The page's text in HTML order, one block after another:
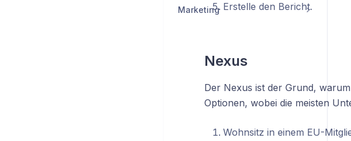
Marketing Erstelle den Bericht.
Nexus
Der Nexus ist der Grund,
Optionen, wobei die meisten
Wohnsitz in einem EU-